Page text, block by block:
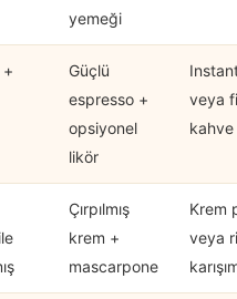
yemeği
+
Güçlü
espresso +
opsiyonel
likör
veya
kahve
Çırpılmış
krem +
mascarpone
Krem
veya